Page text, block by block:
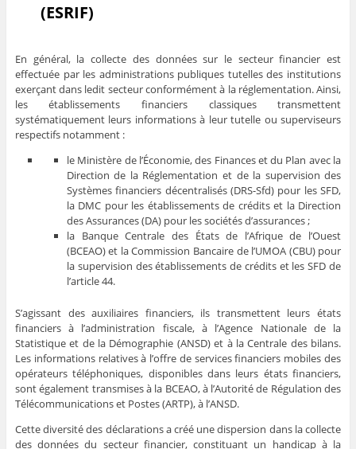
(ESRIF)
En général, la collecte des données sur le secteur financier est
effectuée par les administrations publiques tutelles des institutions
exerçant dans ledit secteur conformément à la réglementation. Ainsi,
les établissements financiers classiques transmettent
systématiquement leurs informations à leur tutelle ou superviseurs
respectifs notamment :
le Ministère de l’Économie, des Finances et du Plan avec la
Direction de la Réglementation et de la supervision des
Systèmes financiers décentralisés (DRS-Sfd) pour les SFD,
la DMC pour les établissements de crédits et la Direction
des Assurances (DA) pour les sociétés d’assurances ;
la Banque Centrale des États de l’Afrique de l’Ouest
(BCEAO) et la Commission Bancaire de l’UMOA (CBU) pour
la supervision des établissements de crédits et les SFD de
l’article 44.
S’agissant des auxiliaires financiers, ils transmettent leurs états
financiers à l’administration fiscale, à l’Agence Nationale de la
Statistique et de la Démographie (ANSD) et à la Centrale des bilans.
Les informations relatives à l’offre de services financiers mobiles des
opérateurs téléphoniques, disponibles dans leurs états financiers,
sont également transmises à la BCEAO, à l’Autorité de Régulation des
Télécommunications et Postes (ARTP), à l’ANSD.
Cette diversité des déclarations a créé une dispersion dans la collecte
des données du secteur financier, constituant un handicap à la